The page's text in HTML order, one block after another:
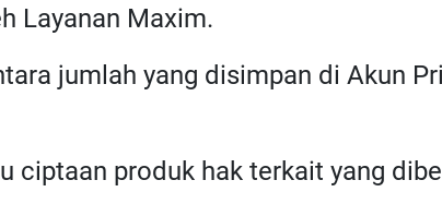
Layanan Maxim.
jumlah yang disimpan di Akun
ciptaan produk hak terkait yang